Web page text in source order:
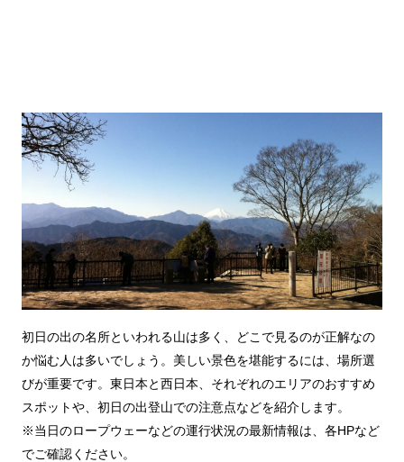
初日の出の名所といわれる山は多く、どこで見るのが正解なの
か悩む人は多いでしょう。美しい景色を堪能するには、場所選
びが重要です。東日本と西日本、それぞれのエリアのおすすめ
スポットや、初日の出登山での注意点などを紹介します。
※当日のロープウェーなどの運行状況の最新情報は、各HPなど
でご確認ください。